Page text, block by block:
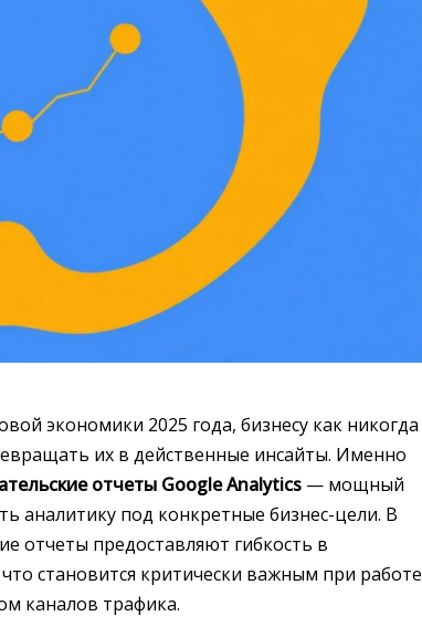
экономики 2025 года, бизнесу как никогда
их в действенные инсайты. Именно
отчеты Google Analytics — мощный
аналитику под конкретные бизнес-цели. В
отчеты предоставляют гибкость в
становится критически важным при работе
каналов трафика.